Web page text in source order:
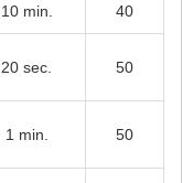
10 min. 40
20 sec. 50
1 min. 50